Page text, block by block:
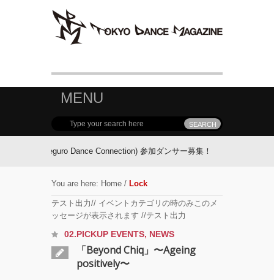
MENU
Dance Connection) 参加ダンサー募集！
You are here: Home / Lock
テスト出力// イベントカテゴリの時のみこのメ
ッセージが表示されます //テスト出力
02.PICKUP EVENTS, NEWS
「Beyond Chiq」〜Ageing
positively〜